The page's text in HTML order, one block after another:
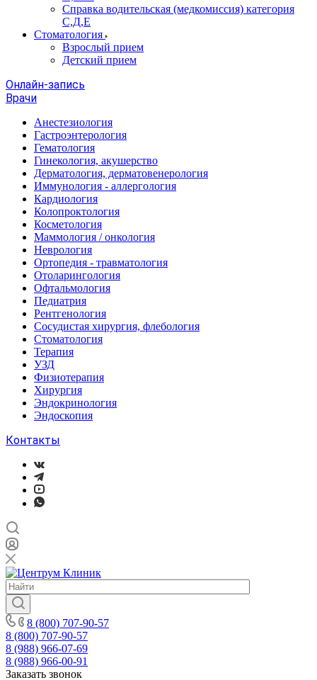
Справка водительская (медкомиссия) категория
С,Д,Е
Стоматология
Взрослый прием
Детский прием
Онлайн-запись
Врачи
Анестезиология
Гастроэнтерология
Гематология
Гинекология, акушерство
Дерматология, дерматовенерология
Иммунология - аллергология
Кардиология
Колопроктология
Косметология
Маммология / онкология
Неврология
Ортопедия - травматология
Отоларингология
Офтальмология
Педиатрия
Рентгенология
Сосудистая хирургия, флебология
Стоматология
Терапия
УЗД
Физиотерапия
Хирургия
Эндокринология
Эндоскопия
Контакты
8 (800) 707-90-57
8 (800) 707-90-57
8 (988) 966-07-69
8 (988) 966-00-91
Заказать звонок